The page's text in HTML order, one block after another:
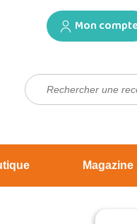
Mon
Rechercher :
Magazine